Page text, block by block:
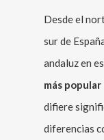
Desde el
sur de
andaluz en
más
difiere
diferencias